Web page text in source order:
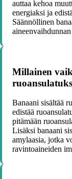
auttaa kehoa
energiaksi ja
Säännöllinen
Millainen
Banaani sisältää
edistää
pitämään
Lisäksi banaani
amylaasia, jotka
ravintoaineiden